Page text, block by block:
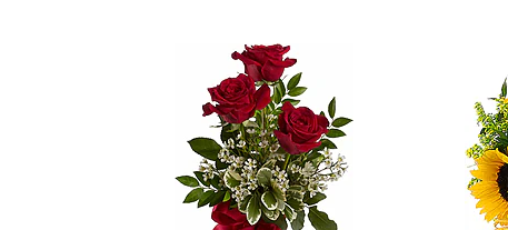
Bouquet di fiori